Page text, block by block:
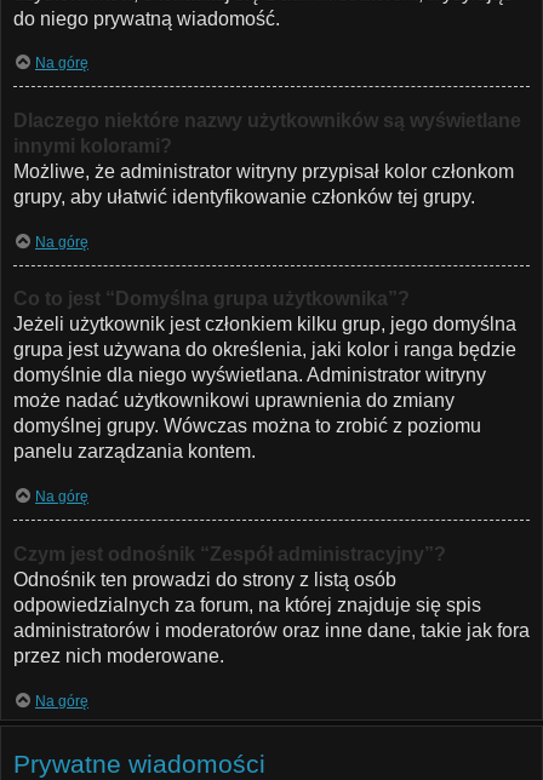
do niego prywatną wiadomość.
Na górę
Dlaczego niektóre nazwy użytkowników są wyświetlane
innymi kolorami?
Możliwe, że administrator witryny przypisał kolor członkom
grupy, aby ułatwić identyfikowanie członków tej grupy.
Na górę
Co to jest “Domyślna grupa użytkownika”?
Jeżeli użytkownik jest członkiem kilku grup, jego domyślna
grupa jest używana do określenia, jaki kolor i ranga będzie
domyślnie dla niego wyświetlana. Administrator witryny
może nadać użytkownikowi uprawnienia do zmiany
domyślnej grupy. Wówczas można to zrobić z poziomu
panelu zarządzania kontem.
Na górę
Czym jest odnośnik “Zespół administracyjny”?
Odnośnik ten prowadzi do strony z listą osób
odpowiedzialnych za forum, na której znajduje się spis
administratorów i moderatorów oraz inne dane, takie jak fora
przez nich moderowane.
Na górę
Prywatne wiadomości